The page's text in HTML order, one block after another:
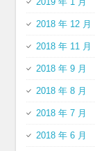
2018 年 12 月
2018 年 11 月
2018 年 9 月
2018 年 8 月
2018 年 7 月
2018 年 6 月